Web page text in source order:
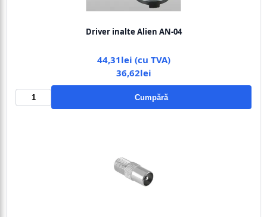
Driver inalte Alien AN-04
44,31lei (cu TVA)
36,62lei
Cumpără